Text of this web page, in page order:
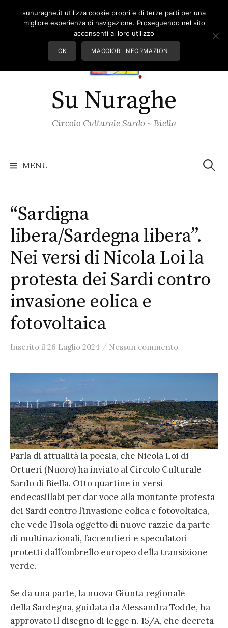
Su Nuraghe
Circolo Culturale Sardo ~ Biella
MENU per:
“Sardigna
libera/Sardegna libera”.
Nei versi di Nicola Loi la
protesta dei Sardi contro
invasione eolica e
fotovoltaica
Inserito il 26 Luglio 2024 / Nessun commento
Parla di attualità la poesia, che Nicola Loi di
Ortueri (Nuoro) ha inviato al Circolo Culturale
Sardo di Biella. Otto quartine in versi
endecasillabi per dar voce alla montante protesta
dei Sardi contro l’invasione eolica e fotovoltaica,
che vede l’Isola oggetto di nuove razzie da parte
di multinazionali, faccendieri e speculatori
protetti dall’ombrello europeo della transizione
verde.
Se da una parte, la nuova Giunta regionale
della Sardegna, guidata da Alessandra Todde, ha
approvato il disegno di legge n. 15/A, che decreta
sunuraghe.it utilizza cookie propri e di terze parti per una
migliore esperienza di navigazione. Proseguendo nel sito
acconsenti al loro utilizzo
OK MAGGIORI INFORMAZIONI